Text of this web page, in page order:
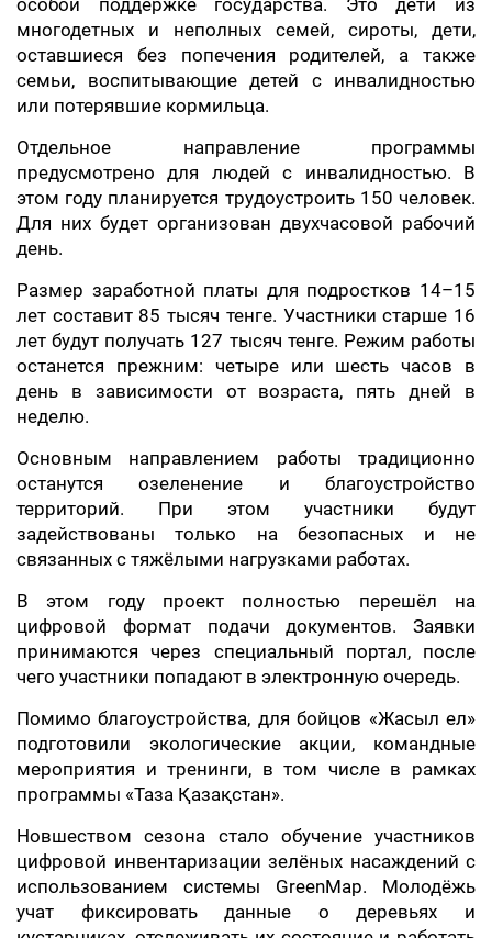
особой поддержке государства. Это дети из
многодетных и неполных семей, сироты, дети,
оставшиеся без попечения родителей, а также
семьи, воспитывающие детей с инвалидностью
или потерявшие кормильца.
Отдельное направление программы
предусмотрено для людей с инвалидностью. В
этом году планируется трудоустроить 150 человек.
Для них будет организован двухчасовой рабочий
день.
Размер заработной платы для подростков 14–15
лет составит 85 тысяч тенге. Участники старше 16
лет будут получать 127 тысяч тенге. Режим работы
останется прежним: четыре или шесть часов в
день в зависимости от возраста, пять дней в
неделю.
Основным направлением работы традиционно
останутся озеленение и благоустройство
территорий. При этом участники будут
задействованы только на безопасных и не
связанных с тяжёлыми нагрузками работах.
В этом году проект полностью перешёл на
цифровой формат подачи документов. Заявки
принимаются через специальный портал, после
чего участники попадают в электронную очередь.
Помимо благоустройства, для бойцов «Жасыл ел»
подготовили экологические акции, командные
мероприятия и тренинги, в том числе в рамках
программы «Таза Қазақстан».
Новшеством сезона стало обучение участников
цифровой инвентаризации зелёных насаждений с
использованием системы GreenMap. Молодёжь
учат фиксировать данные о деревьях и